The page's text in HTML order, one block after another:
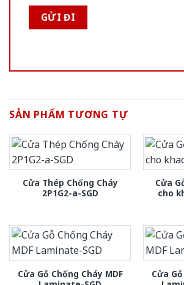
SẢN PHẨM TƯƠNG TỰ
Cửa Thép Chống Cháy
2P1G2-a-SGD
Cửa
cho
Cửa Gỗ Chống Cháy MDF
Cửa